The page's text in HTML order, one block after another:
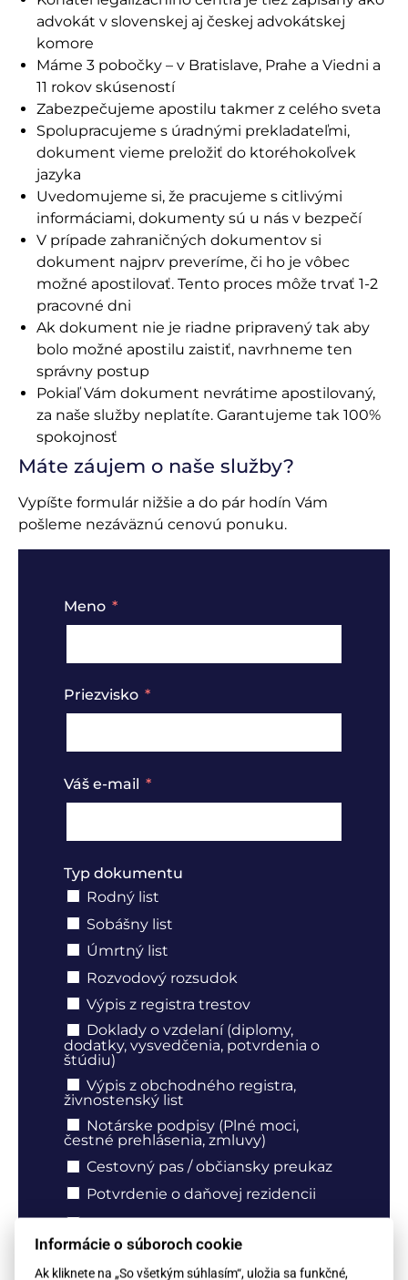
advokát v slovenskej aj českej advokátskej
komore
Máme 3 pobočky – v Bratislave, Prahe a Viedni a
11 rokov skúseností
Zabezpečujeme apostilu takmer z celého sveta
Spolupracujeme s úradnými prekladateľmi,
dokument vieme preložiť do ktoréhokoľvek
jazyka
Uvedomujeme si, že pracujeme s citlivými
informáciami, dokumenty sú u nás v bezpečí
V prípade zahraničných dokumentov si
dokument najprv preveríme, či ho je vôbec
možné apostilovať. Tento proces môže trvať 1-2
pracovné dni
Ak dokument nie je riadne pripravený tak aby
bolo možné apostilu zaistiť, navrhneme ten
správny postup
Pokiaľ Vám dokument nevrátime apostilovaný,
za naše služby neplatíte. Garantujeme tak 100%
spokojnosť
Máte záujem o naše služby?
Vypíšte formulár nižšie a do pár hodín Vám
pošleme nezáväznú cenovú ponuku.
Meno
Priezvisko
Váš e-mail
Typ dokumentu
Rodný list
Sobášny list
Úmrtný list
Rozvodový rozsudok
Výpis z registra trestov
Doklady o vzdelaní (diplomy,
dodatky, vysvedčenia, potvrdenia o
štúdiu)
Výpis z obchodného registra,
živnostenský list
Notárske podpisy (Plné moci,
čestné prehlásenia, zmluvy)
Cestovný pas / občiansky preukaz
Potvrdenie o daňovej rezidencii
Iné (popíšte nižšie)
Pôvod dokumentu - krajina vydania
Informácie o súboroch cookie
Ak kliknete na „So všetkým súhlasím“, uložia sa funkčné,